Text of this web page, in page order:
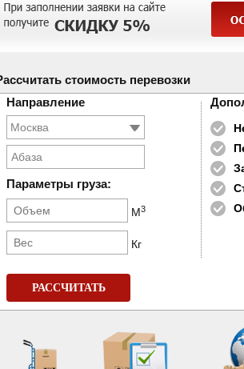
стоимость перевозки
Направление
Абаза
Параметры груза:
М3
Кг
РАССЧИТАТЬ